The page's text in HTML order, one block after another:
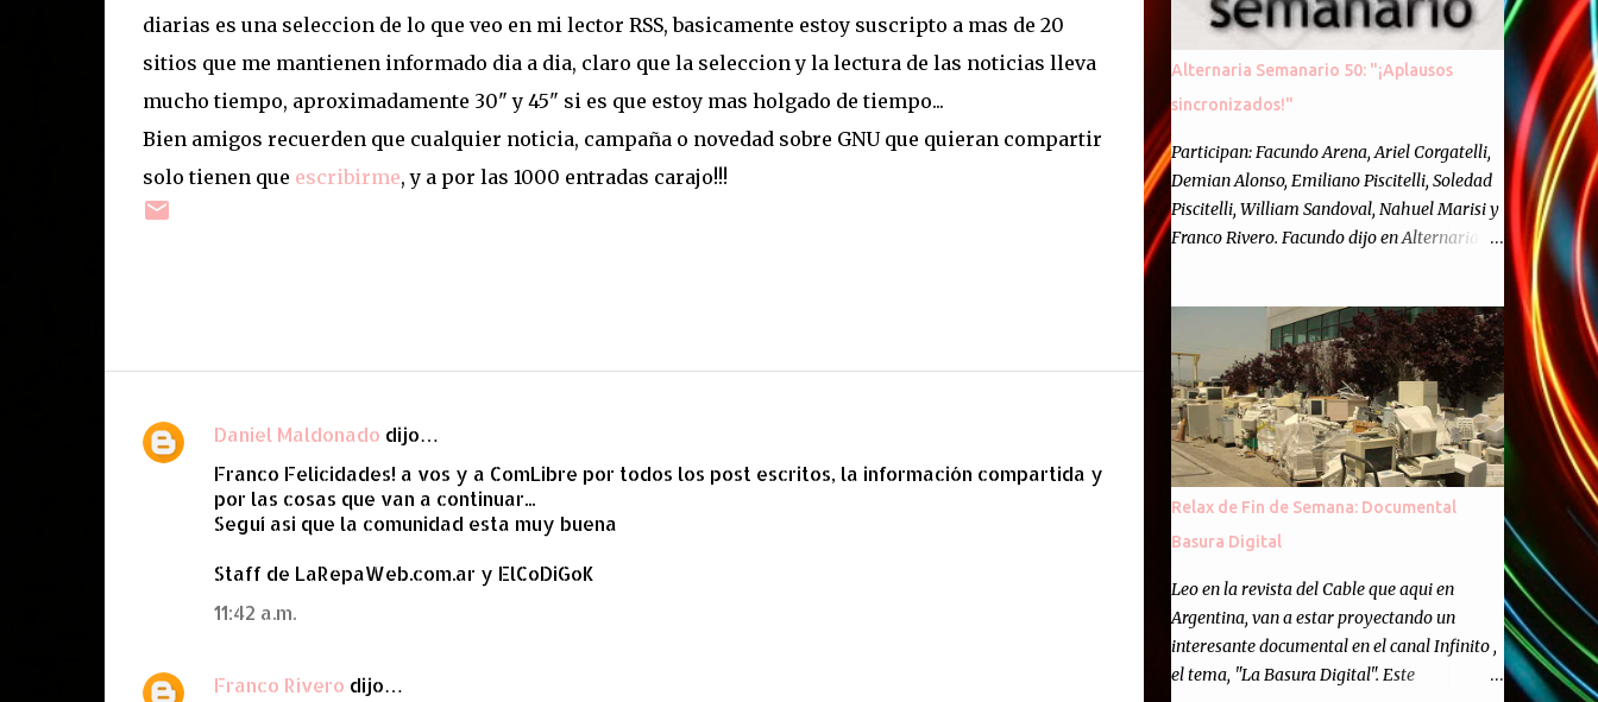
diarias es una seleccion de lo que veo en mi lector RSS, basicamente estoy suscripto a mas de 20
sitios que me mantienen informado dia a dia, claro que la seleccion y la lectura de las noticias lleva
mucho tiempo, aproximadamente 30" y 45" si es que estoy mas holgado de tiempo...
Bien amigos recuerden que cualquier noticia, campaña o novedad sobre GNU que quieran compartir
solo tienen que escribirme, y a por las 1000 entradas carajo!!!
C
r
Daniel Maldonado dijo…
Franco Felicidades! a vos y a ComLibre por todos los post escritos, la información compartida y
por las cosas que van a continuar...
Seguí asi que la comunidad esta muy buena
Staff de LaRepaWeb.com.ar y ElCoDiGoK
11:42 a.m.
Franco Rivero dijo…
Alternaria Semanario 50: "¡Aplausos
sincronizados!"
Participan: Facundo Arena, Ariel Corgatelli,
Demian Alonso, Emiliano Piscitelli, Soledad
Piscitelli, William Sandoval, Nahuel Marisi y
Franco Rivero. Facundo dijo en Alternaria :
Cincuenta ocasiones para ponernos en
contacto con ustedes y contarles las noticias
de tecnología más importantes, desde
nuestra propia óptica: un punto de vista
independiente e informal.Para festejarlo, se
nos ocurrió que estemos todos juntos; y
cuando digo "todos" me refiero a toda la
semanario como panelista, y a ustedes. Por
eso se nos ocurrió la idea de emitir video en
vivo. La tarea no fué facil, hubo que
coordinar horarios, preparar el estudio,
configurar muchos programejos y hacer
Relax de Fin de Semana: Documental
Basura Digital
Leo en la revista del Cable que aqui en
Argentina, van a estar proyectando un
interesante documental en el canal Infinito ,
el tema, "La Basura Digital". Este